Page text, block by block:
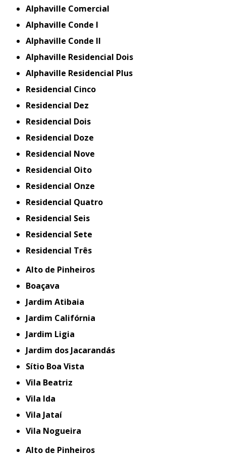
Alphaville Comercial
Alphaville Conde I
Alphaville Conde II
Alphaville Residencial Dois
Alphaville Residencial Plus
Residencial Cinco
Residencial Dez
Residencial Dois
Residencial Doze
Residencial Nove
Residencial Oito
Residencial Onze
Residencial Quatro
Residencial Seis
Residencial Sete
Residencial Três
Alto de Pinheiros
Boaçava
Jardim Atibaia
Jardim Califórnia
Jardim Ligia
Jardim dos Jacarandás
Sítio Boa Vista
Vila Beatriz
Vila Ida
Vila Jataí
Vila Nogueira
Alto de Pinheiros